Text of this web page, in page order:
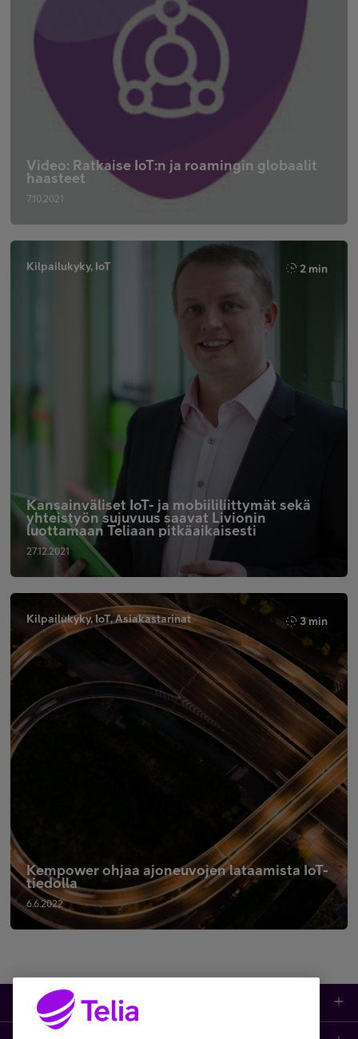
Video: Ratkaise IoT:n ja roamingin globaalit
haasteet
7.10.2021
Kilpailukyky, IoT 2 min
Kansainväliset IoT- ja mobiililiittymät sekä
yhteistyön sujuvuus saavat Livionin
luottamaan Teliaan pitkäaikaisesti
27.12.2021
Kilpailukyky, IoT, Asiakastarinat 3 min
Kempower ohjaa ajoneuvojen lataamista IoT-
tiedolla
6.6.2022
Tuotteet